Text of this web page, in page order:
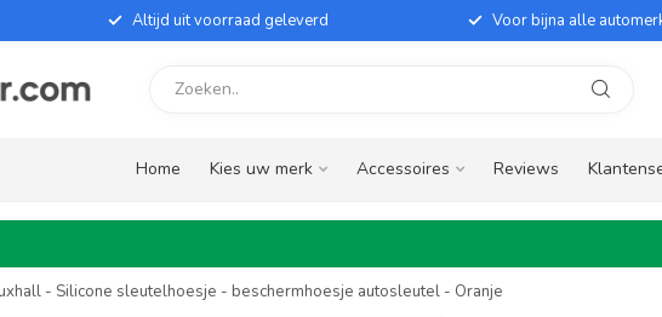
Altijd uit voorraad geleverd Voor bijna alle
Home Kies uw merk Accessoires Reviews
- Silicone sleutelhoesje - beschermhoesje autosleutel - Oranje